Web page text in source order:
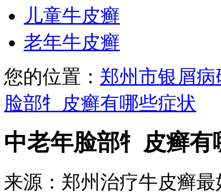
儿童牛皮癣
老年牛皮癣
您的位置： 郑州市银屑病
脸部牜皮癣有哪些症状
中老年脸部牜皮癣有
来源：郑州治疗牛皮癣